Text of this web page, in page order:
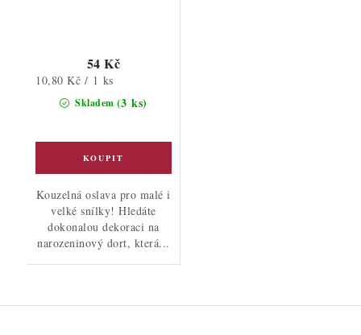
Skladem (3 ks)
54 Kč
Měrná
10,80 Kč / 1 ks
Kouzelná oslava pro malé i
velké snílky! Hledáte
dokonalou dekoraci na
narozeninový dort, která...